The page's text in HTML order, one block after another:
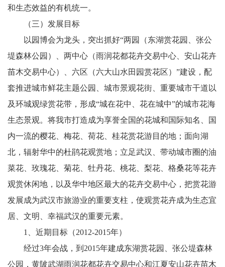
和生态效益的有机统一。
（三）发展目标
以园博会为龙头，突出抓好“两园（东湖赏花园、张公
堤森林公园）、两中心（雨润花都花卉交易中心、安山花卉
苗木交易中心）、六区（六大山水田园赏花区）”建设，配
套推进城市鲜花主题公园、城市景观花街、重要城市干道以
及环城观绿赏花带，形成“城在花中、花在城中”的城市花海
生态景观。将我市打造成为享誉全国的花城和国际知名、国
内一流的樱花、梅花、荷花、桂花赏花游目的地；面向湖
北，辐射华中的杜鹃花观赏地；立足武汉、带动城市圈的油
菜花、玫瑰花、菊花、牡丹花、桃花、梨花、格桑花等花卉
观赏休闲地，以及华中地区最大的花卉交易中心，把赏花游
发展成为武汉市旅游业的重要支柱，使观赏花卉成为生态宜
居、文明、幸福武汉的重要元素。
1、近期目标（2012-2015年）
经过3年会战，到2015年建成东湖赏花园、张公堤森林
公园，黄陂武湖雨润花都花卉交易中心和江夏安山花卉苗木